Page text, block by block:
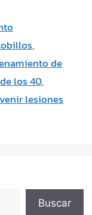
,
de
los 40,
lesiones
Buscar